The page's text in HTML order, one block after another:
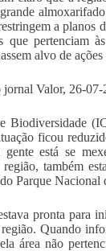
a planos
pertenciam
alvo de
jornal Valor, 26-07-
Biodiversidade
ficou
está se
também
Parque
pronta para
Quando
área não